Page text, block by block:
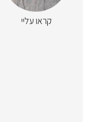
קראו עליי